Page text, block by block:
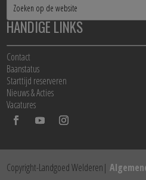
HANDIGE LINKS
Contact
Baanstatus
Starttijd reserveren
Nieuws & Acties
Vacatures
Copyright-Landgoed Welderen|